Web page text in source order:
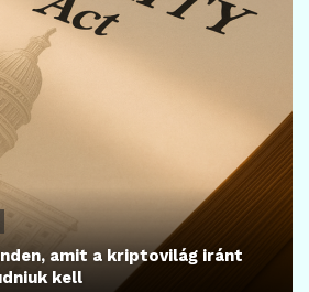
amit a kriptovilág iránt
kell